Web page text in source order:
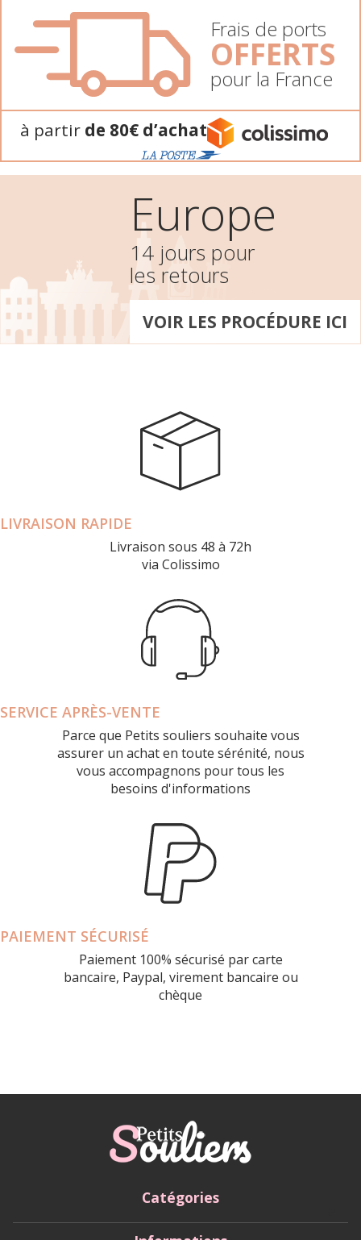
Frais de ports
OFFERTS
pour la France
à partir de 80€ d’achat
Europe
14 jours pour
les retours
VOIR LES PROCÉDURE ICI
LIVRAISON RAPIDE
Livraison sous 48 à 72h
via Colissimo
SERVICE APRÈS-VENTE
Parce que Petits souliers souhaite vous
assurer un achat en toute sérénité, nous
vous accompagnons pour tous les
besoins d'informations
PAIEMENT SÉCURISÉ
Paiement 100% sécurisé par carte
bancaire, Paypal, virement bancaire ou
chèque
Catégories